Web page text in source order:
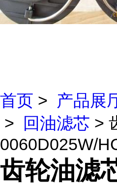
首页 > 产品展
>
回油滤芯 >
0060D025W/
齿轮油滤